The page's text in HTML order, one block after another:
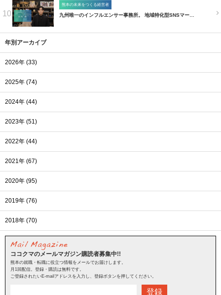
10
熊本の未来をつくる経営者
九州唯一のインフルエンサー事務所。 地域特化型SNSマー…
年別アーカイブ
2026年 (33)
2025年 (74)
2024年 (44)
2023年 (51)
2022年 (44)
2021年 (67)
2020年 (95)
2019年 (76)
2018年 (70)
ココクマのメールマガジン購読者募集中!!
熊本の就職・転職に役立つ情報をメールでお届けします。
月1回配信。登録・購読は無料です。
ご登録されたいE-mailアドレスを入力し、登録ボタンを押してください。
登録